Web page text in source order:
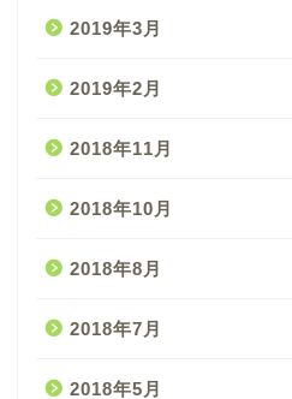
2019年3月
2019年2月
2018年11月
2018年10月
2018年8月
2018年7月
2018年5月